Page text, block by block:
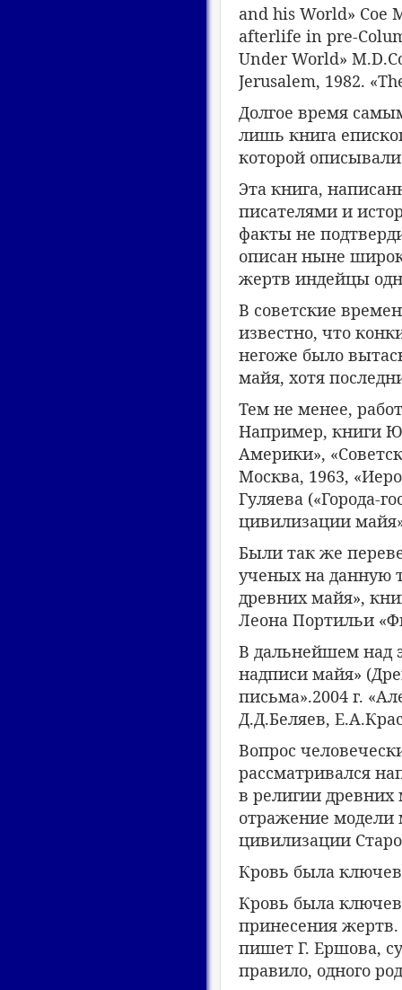
and his World» Coe
afterlife in pre-
Under World»
Jerusalem, 1982.
Долгое время
лишь книга
которой
Эта книга,
писателями и
факты не
описан ныне
жертв индейцы
В советские
известно, что
негоже было
майя, хотя
Тем не менее,
Например, книги
Америки»,
Москва, 1963,
Гуляева («Города-
цивилизации
Были так же
ученых на данную
древних майя»,
Леона Портильи
В дальнейшем над
надписи майя»
письма».2004 г.
Д.Д.Беляев,
Вопрос
рассматривался
в религии древних
отражение модели
цивилизации
Кровь была
Кровь была
принесения
пишет Г. Ершова,
правило, одного